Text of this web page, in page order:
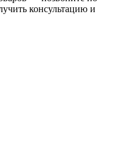
консультацию и